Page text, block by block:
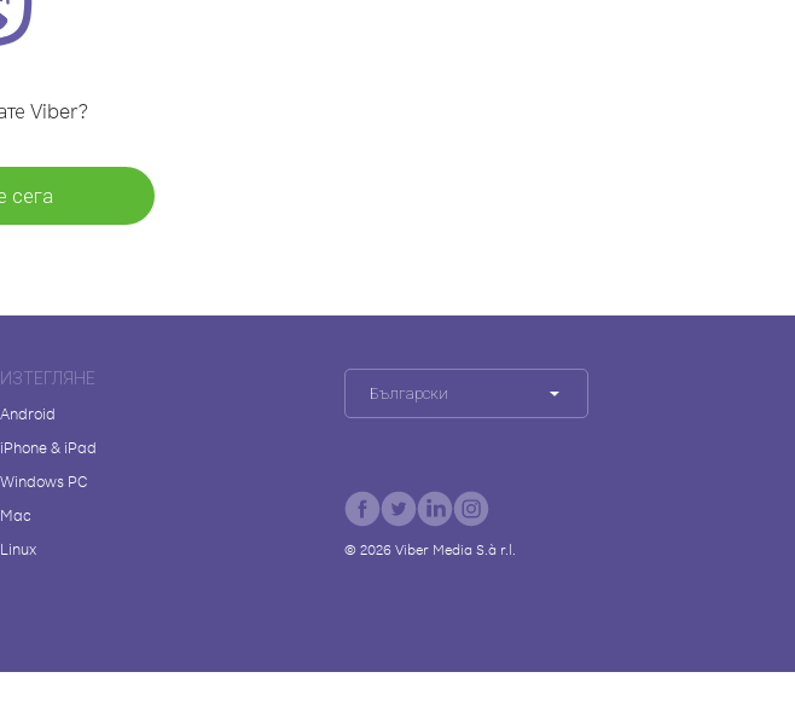
Viber?
сега
ИЗТЕГЛЯНЕ
Android
iPhone & iPad
Windows PC
Mac
Linux
Български
© 2026 Viber Media S.à r.l.